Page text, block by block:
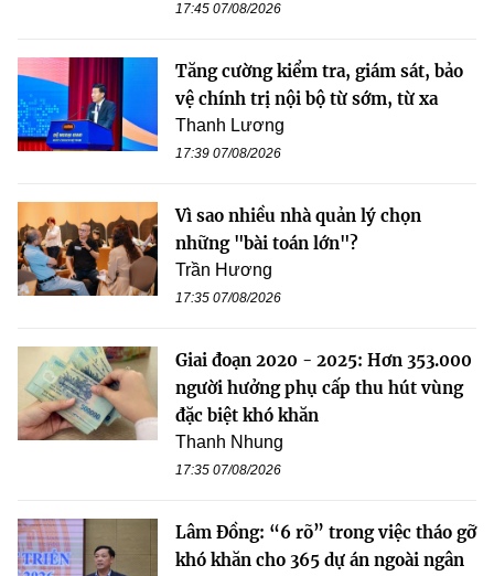
17:45 07/08/2026
Tăng cường kiểm tra, giám sát, bảo
vệ chính trị nội bộ từ sớm, từ xa
Thanh Lương
17:39 07/08/2026
Vì sao nhiều nhà quản lý chọn
những "bài toán lớn"?
Trần Hương
17:35 07/08/2026
Giai đoạn 2020 - 2025: Hơn 353.000
người hưởng phụ cấp thu hút vùng
đặc biệt khó khăn
Thanh Nhung
17:35 07/08/2026
Lâm Đồng: “6 rõ” trong việc tháo gỡ
khó khăn cho 365 dự án ngoài ngân